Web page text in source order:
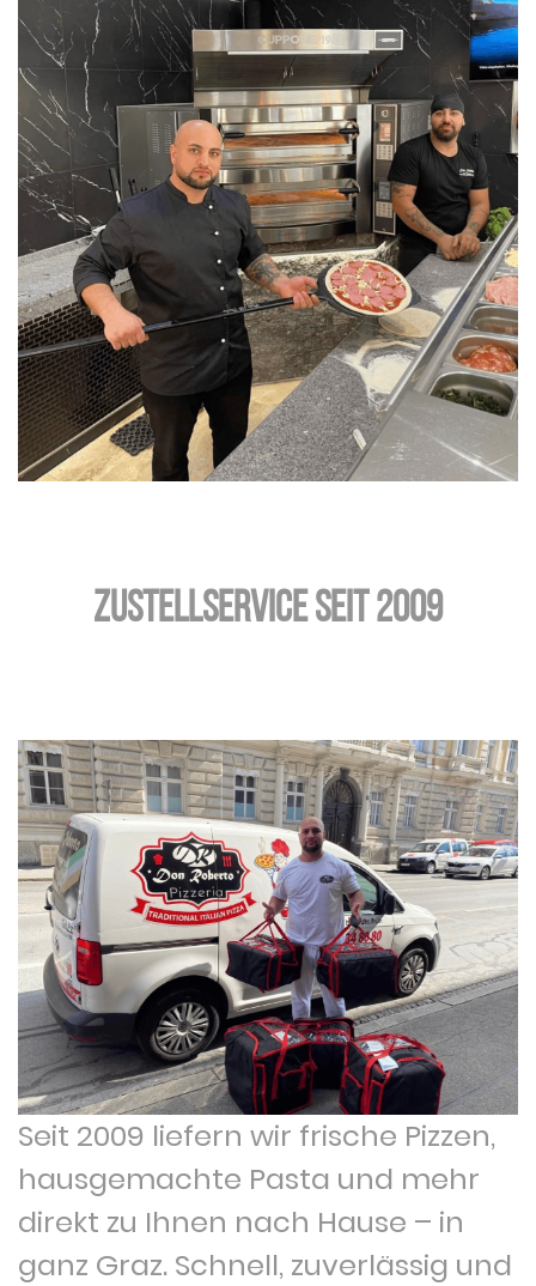
Zustellservice seit 2009
Seit 2009 liefern wir frische Pizzen,
hausgemachte Pasta und mehr
direkt zu Ihnen nach Hause – in
ganz Graz. Schnell, zuverlässig und